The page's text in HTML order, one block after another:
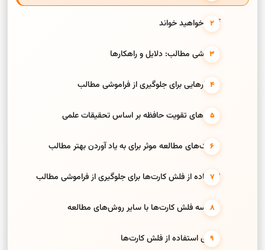
آنچه خواهید خواند
فراموشی مطالب: دلایل و راهکار‌ها
راهکار‌هایی برای جلوگیری از فراموشی مطالب
روش‌های تقویت حافظه بر اساس تحقیقات علمی
تکنیک‌های مطالعه موثر برای به یاد آوردن بهتر مطالب
استفاده از فلش کارت‌ها برای جلوگیری از فراموشی مطالب
مقایسه فلش کارت‌ها با سایر روش‌های مطالعه
مزایای استفاده از فلش کارت‌ها